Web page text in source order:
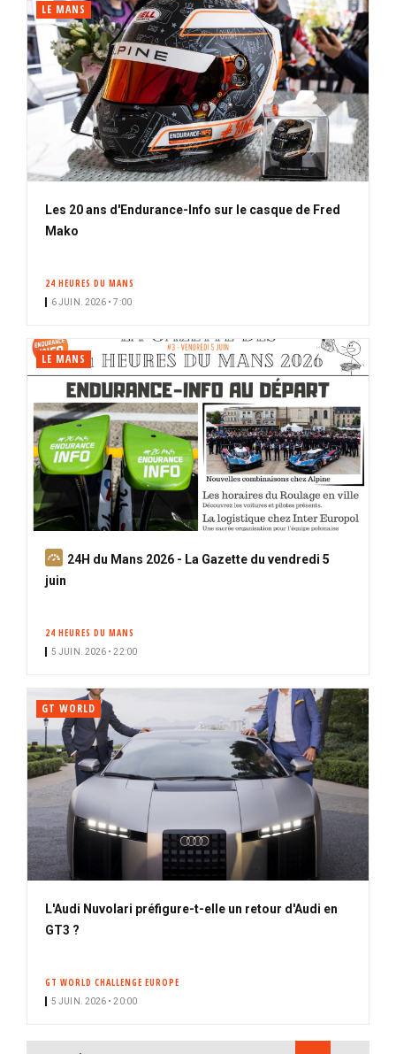
LE MANS
Les 20 ans d'Endurance-Info sur le casque de Fred
Mako
24 HEURES DU MANS
6 JUIN. 2026 • 7:00
LE MANS
A
24H du Mans 2026 - La Gazette du vendredi 5
juin
24 HEURES DU MANS
5 JUIN. 2026 • 22:00
GT WORLD
L'Audi Nuvolari préfigure-t-elle un retour d'Audi en
GT3 ?
GT WORLD CHALLENGE EUROPE
5 JUIN. 2026 • 20:00